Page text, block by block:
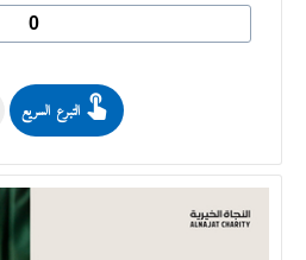
التبرع السريع